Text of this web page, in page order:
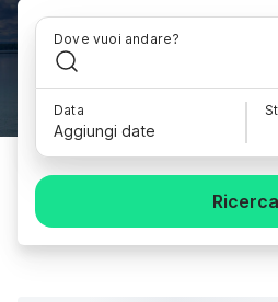
Dove vuoi andare?
Data
Aggiungi date
Ricerca